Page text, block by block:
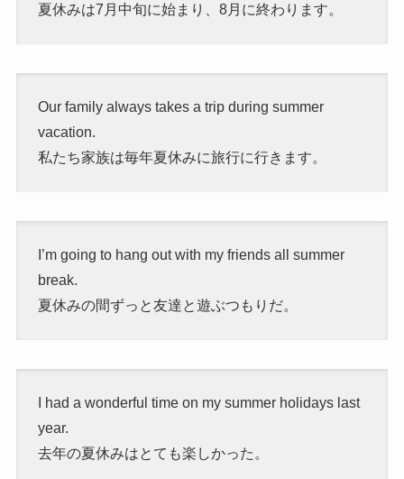
夏休みは7月中旬に始まり、8月に終わります。
Our family always takes a trip during summer
vacation.
私たち家族は毎年夏休みに旅行に行きます。
I’m going to hang out with my friends all summer
break.
夏休みの間ずっと友達と遊ぶつもりだ。
I had a wonderful time on my summer holidays last
year.
去年の夏休みはとても楽しかった。